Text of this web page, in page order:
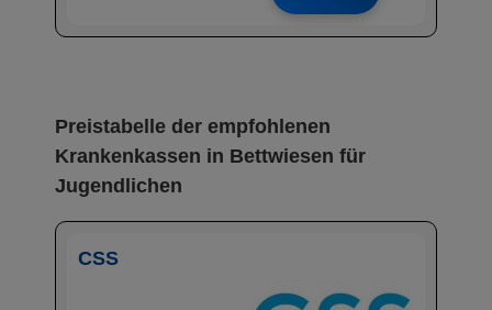
Preistabelle der empfohlenen
Krankenkassen in Bettwiesen für
Jugendlichen
CSS